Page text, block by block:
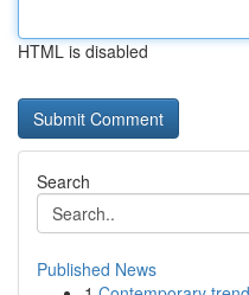
HTML is disabled
Search
Published News